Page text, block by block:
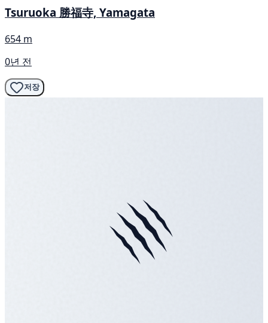
Tsuruoka 勝福寺, Yamagata
654 m
0년 전
저장